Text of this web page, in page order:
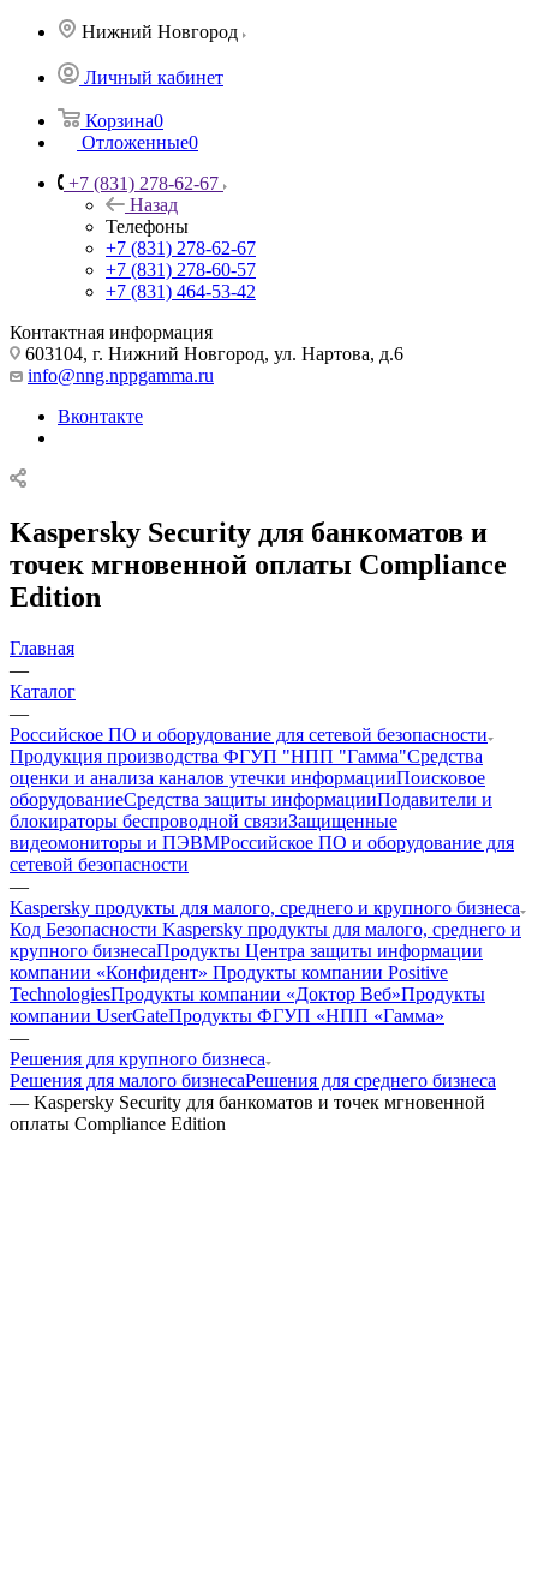
Нижний Новгород
Личный кабинет
Корзина0
Отложенные0
+7 (831) 278-62-67
Назад
Телефоны
+7 (831) 278-62-67
+7 (831) 278-60-57
+7 (831) 464-53-42
Контактная информация
603104, г. Нижний Новгород, ул. Нартова, д.6
info@nng.nppgamma.ru
Вконтакте
Kaspersky Security для банкоматов и
точек мгновенной оплаты Compliance
Edition
Главная
—
Каталог
—
Российское ПО и оборудование для сетевой безопасности
Продукция производства ФГУП "НПП "Гамма"Средства
оценки и анализа каналов утечки информацииПоисковое
оборудованиеСредства защиты информацииПодавители и
блокираторы беспроводной связиЗащищенные
видеомониторы и ПЭВМРоссийское ПО и оборудование для
сетевой безопасности
—
Kaspersky продукты для малого, среднего и крупного бизнеса
Код Безопасности Kaspersky продукты для малого, среднего и
крупного бизнесаПродукты Центра защиты информации
компании «Конфидент» Продукты компании Positive
TechnologiesПродукты компании «Доктор Веб»Продукты
компании UserGateПродукты ФГУП «НПП «Гамма»
—
Решения для крупного бизнеса
Решения для малого бизнесаРешения для среднего бизнеса
— Kaspersky Security для банкоматов и точек мгновенной
оплаты Compliance Edition